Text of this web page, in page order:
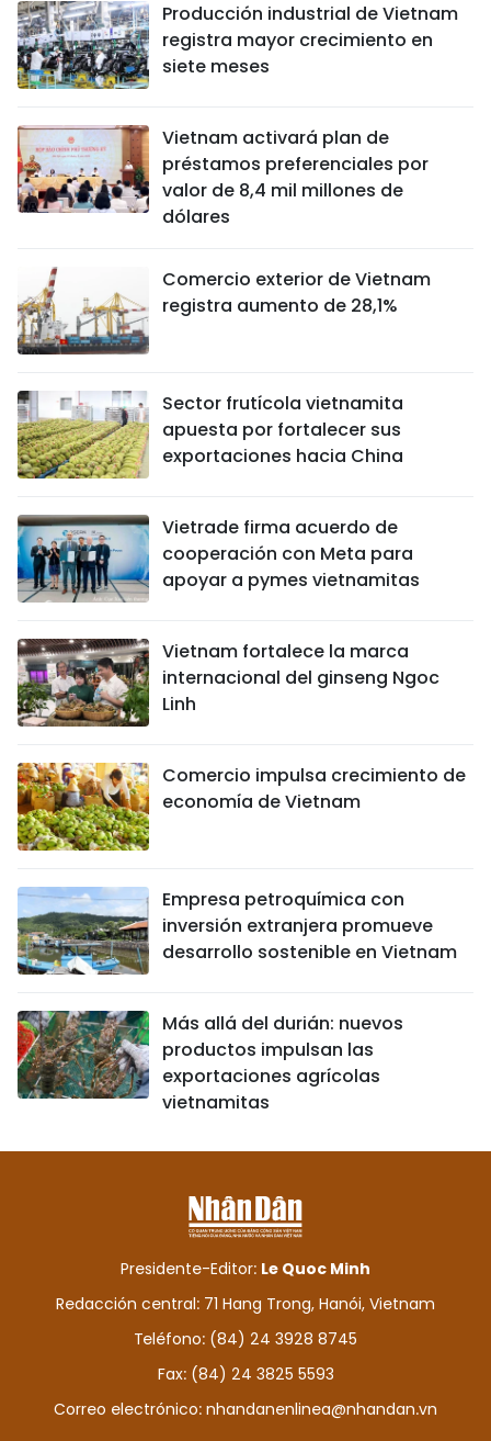
Producción industrial de Vietnam
registra mayor crecimiento en
siete meses
Vietnam activará plan de
préstamos preferenciales por
valor de 8,4 mil millones de
dólares
Comercio exterior de Vietnam
registra aumento de 28,1%
Sector frutícola vietnamita
apuesta por fortalecer sus
exportaciones hacia China
Vietrade firma acuerdo de
cooperación con Meta para
apoyar a pymes vietnamitas
Vietnam fortalece la marca
internacional del ginseng Ngoc
Linh
Comercio impulsa crecimiento de
economía de Vietnam
Empresa petroquímica con
inversión extranjera promueve
desarrollo sostenible en Vietnam
Más allá del durián: nuevos
productos impulsan las
exportaciones agrícolas
vietnamitas
Presidente-Editor: Le Quoc Minh
Redacción central: 71 Hang Trong, Hanói, Vietnam
Teléfono: (84) 24 3928 8745
Fax: (84) 24 3825 5593
Correo electrónico: nhandanenlinea@nhandan.vn